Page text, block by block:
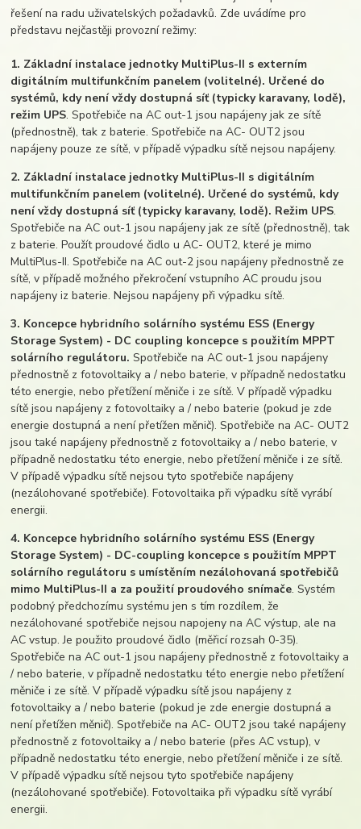
řešení na radu uživatelských požadavků. Zde uvádíme pro
představu nejčastěji provozní režimy:
1. Základní instalace jednotky MultiPlus-II s externím
digitálním multifunkčním panelem (volitelné). Určené do
systémů, kdy není vždy dostupná síť (typicky karavany, lodě),
režim UPS. Spotřebiče na AC out-1 jsou napájeny jak ze sítě
(přednostně), tak z baterie. Spotřebiče na AC- OUT2 jsou
napájeny pouze ze sítě, v případě výpadku sítě nejsou napájeny.
2. Základní instalace jednotky MultiPlus-II s digitálním
multifunkčním panelem (volitelné). Určené do systémů, kdy
není vždy dostupná síť (typicky karavany, lodě). Režim UPS.
Spotřebiče na AC out-1 jsou napájeny jak ze sítě (přednostně), tak
z baterie. Použít proudové čidlo u AC- OUT2, které je mimo
MultiPlus-II. Spotřebiče na AC out-2 jsou napájeny přednostně ze
sítě, v případě možného překročení vstupního AC proudu jsou
napájeny iz baterie. Nejsou napájeny při výpadku sítě.
3. Koncepce hybridního solárního systému ESS (Energy
Storage System) - DC coupling koncepce s použitím MPPT
solárního regulátoru. Spotřebiče na AC out-1 jsou napájeny
přednostně z fotovoltaiky a / nebo baterie, v případně nedostatku
této energie, nebo přetížení měniče i ze sítě. V případě výpadku
sítě jsou napájeny z fotovoltaiky a / nebo baterie (pokud je zde
energie dostupná a není přetížen měnič). Spotřebiče na AC- OUT2
jsou také napájeny přednostně z fotovoltaiky a / nebo baterie, v
případně nedostatku této energie, nebo přetížení měniče i ze sítě.
V případě výpadku sítě nejsou tyto spotřebiče napájeny
(nezálohované spotřebiče). Fotovoltaika při výpadku sítě vyrábí
energii.
4. Koncepce hybridního solárního systému ESS (Energy
Storage System) - DC-coupling koncepce s použitím MPPT
solárního regulátoru s umístěním nezálohovaná spotřebičů
mimo MultiPlus-II a za použití proudového snímače. Systém
podobný předchozímu systému jen s tím rozdílem, že
nezálohované spotřebiče nejsou napojeny na AC výstup, ale na
AC vstup. Je použito proudové čidlo (měřicí rozsah 0-35).
Spotřebiče na AC out-1 jsou napájeny přednostně z fotovoltaiky a
/ nebo baterie, v případně nedostatku této energie nebo přetížení
měniče i ze sítě. V případě výpadku sítě jsou napájeny z
fotovoltaiky a / nebo baterie (pokud je zde energie dostupná a
není přetížen měnič). Spotřebiče na AC- OUT2 jsou také napájeny
přednostně z fotovoltaiky a / nebo baterie (přes AC vstup), v
případně nedostatku této energie, nebo přetížení měniče i ze sítě.
V případě výpadku sítě nejsou tyto spotřebiče napájeny
(nezálohované spotřebiče). Fotovoltaika při výpadku sítě vyrábí
energii.